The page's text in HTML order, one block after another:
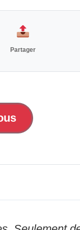
Partager